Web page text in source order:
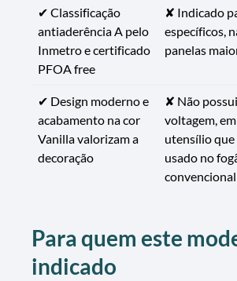
✔ Classificação
antiaderência A pelo
Inmetro e certificado
PFOA free
✘ Indicado
específicos,
panelas
✔ Design moderno e
acabamento na cor
Vanilla valorizam a
decoração
✘ Não
voltagem,
utensílio que
usado no
convencional
Para quem este
indicado